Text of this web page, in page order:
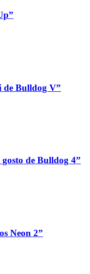
de Bulldog V”
de Bulldog 4”
Neon 2”